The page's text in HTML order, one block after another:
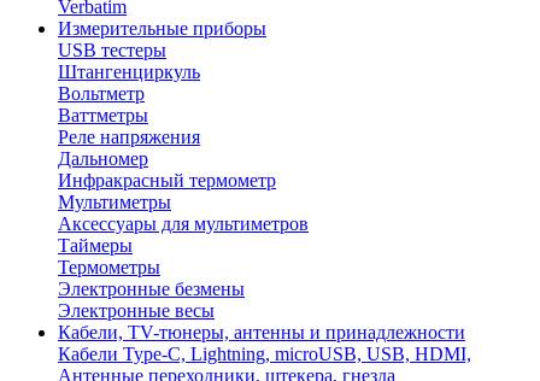
Verbatim
Измерительные приборы
USB тестеры
Штангенциркуль
Вольтметр
Ваттметры
Реле напряжения
Дальномер
Инфракрасный термометр
Мультиметры
Аксессуары для мультиметров
Таймеры
Термометры
Электронные безмены
Электронные весы
Кабели, TV-тюнеры, антенны и принадлежности
Кабели Type-C, Lightning, microUSB, USB, HDMI,
Антенные переходники, штекера, гнезда